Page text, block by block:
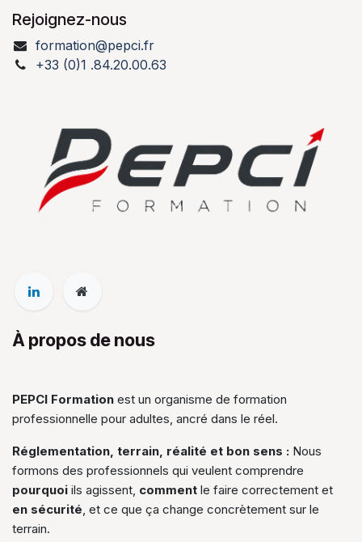
Rejoignez-nous
formation@pepci.fr
+33 (0)1 .84.20.00.63
À propos de nous
PEPCI Formation est un organisme de formation
professionnelle pour adultes, ancré dans le réel.
Réglementation, terrain, réalité et bon sens : Nous
formons des professionnels qui veulent comprendre
pourquoi ils agissent, comment le faire correctement et
en sécurité, et ce que ça change concrètement sur le
terrain.